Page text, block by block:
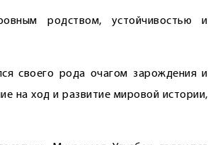
родством, устойчивостью и
своего рода очагом зарождения и
на ход и развитие мировой истории,